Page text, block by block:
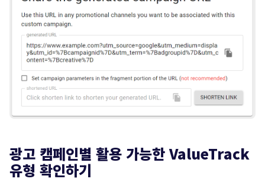
광고 캠페인별 활용 가능한 ValueTrack
유형 확인하기